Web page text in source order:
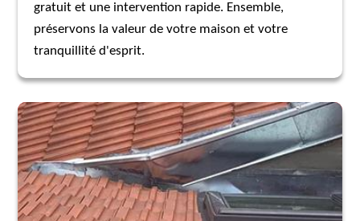
gratuit et une intervention rapide. Ensemble,
préservons la valeur de votre maison et votre
tranquillité d'esprit.